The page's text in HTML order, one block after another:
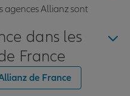
agences Allianz sont
dans les
France
de France